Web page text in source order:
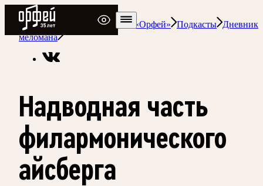
Радио Орфей
Радио классической музыки «Орфей»
Подкасты
Дневник
меломана
Надводная часть
филармонического
айсберга